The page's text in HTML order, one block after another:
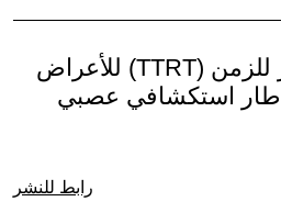
العلاج بالارتداد العابر للزمن (TTRT) للأعراض
إطار استكشافي عصبي
رابط للنشر